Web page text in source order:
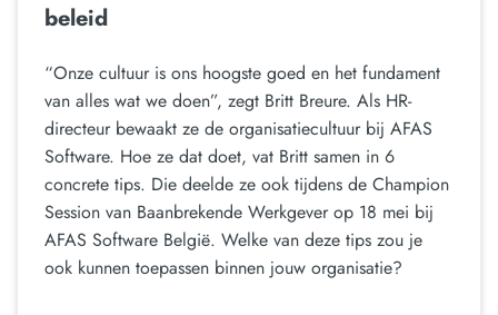
beleid
“Onze cultuur is ons hoogste goed en het fundament
van alles wat we doen”, zegt Britt Breure. Als HR-
directeur bewaakt ze de organisatiecultuur bij AFAS
Software. Hoe ze dat doet, vat Britt samen in 6
concrete tips. Die deelde ze ook tijdens de Champion
Session van Baanbrekende Werkgever op 18 mei bij
AFAS Software België. Welke van deze tips zou je
ook kunnen toepassen binnen jouw organisatie?